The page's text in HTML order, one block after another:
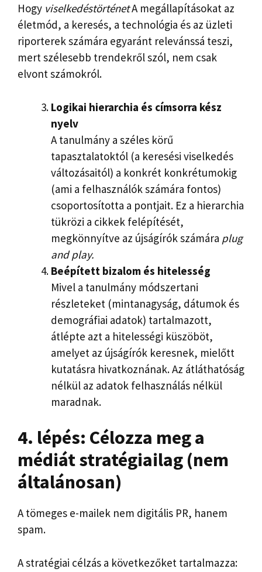
Hogy viselkedéstörténetA megállapításokat az
életmód, a keresés, a technológia és az üzleti
riporterek számára egyaránt relevánssá teszi,
mert szélesebb trendekről szól, nem csak
elvont számokról.
Logikai hierarchia és címsorra kész
nyelv
A tanulmány a széles körű
tapasztalatoktól (a keresési viselkedés
változásaitól) a konkrét konkrétumokig
(ami a felhasználók számára fontos)
csoportosította a pontjait. Ez a hierarchia
tükrözi a cikkek felépítését,
megkönnyítve az újságírók számára plug
and play.
Beépített bizalom és hitelesség
Mivel a tanulmány módszertani
részleteket (mintanagyság, dátumok és
demográfiai adatok) tartalmazott,
átlépte azt a hitelességi küszöböt,
amelyet az újságírók keresnek, mielőtt
kutatásra hivatkoznának. Az átláthatóság
nélkül az adatok felhasználás nélkül
maradnak.
4. lépés: Célozza meg a
médiát stratégiailag (nem
általánosan)
A tömeges e-mailek nem digitális PR, hanem
spam.
A stratégiai célzás a következőket tartalmazza: